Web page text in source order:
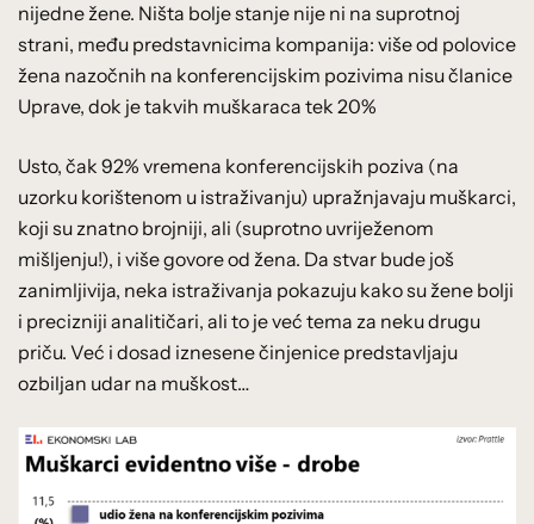
nijedne žene. Ništa bolje stanje nije ni na suprotnoj
strani, među predstavnicima kompanija: više od polovice
žena nazočnih na konferencijskim pozivima nisu članice
Uprave, dok je takvih muškaraca tek 20%
Usto, čak 92% vremena konferencijskih poziva (na
uzorku korištenom u istraživanju) upražnjavaju muškarci,
koji su znatno brojniji, ali (suprotno uvriježenom
mišljenju!), i više govore od žena. Da stvar bude još
zanimljivija, neka istraživanja pokazuju kako su žene bolji
i precizniji analitičari, ali to je već tema za neku drugu
priču. Već i dosad iznesene činjenice predstavljaju
ozbiljan udar na muškost…